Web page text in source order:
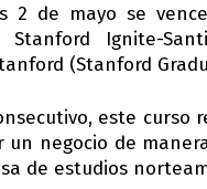
2 de mayo se
Stanford Ignite-
(Stanford
este curso
un negocio de
de estudios